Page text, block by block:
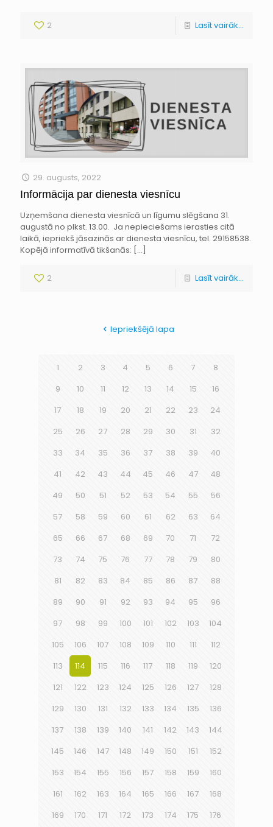
2 Lasīt vairāk...
29. augusts, 2022
Informācija par dienesta viesnīcu
Uzņemšana dienesta viesnīcā un līgumu slēgšana 31.
augustā no plkst. 13.00. Ja nepieciešams ierasties citā
laikā, iepriekš jāsazinās ar dienesta viesnīcu, tel. 29158538.
Kopējā informatīvā tikšanās: […]
2 Lasīt vairāk...
Iepriekšējā lapa
1 2 3 4 5 6 7
8
9
10 11 12 13 14 15
16
17
18 19 20 21 22 23
24
25
26 27 28 29 30 31
32
33
34 35 36 37 38 39
40
41
42 43 44 45 46 47
48
49
50 51 52 53 54 55
56
57
58 59 60 61 62 63
64
65
66 67 68 69 70 71
72
73
74 75 76 77 78 79
80
81
82 83 84 85 86 87
88
89
90 91 92 93 94 95
96
97
98 99 100 101 102 103
104
105
106 107 108 109 110 111
112
113
114 115 116 117 118 119
120
121
122 123 124 125 126 127
128
129
130 131 132 133 134 135
136
137
138 139 140 141 142 143
144
145
146 147 148 149 150 151
152
153
154 155 156 157 158 159
160
161
162 163 164 165 166 167
168
169
170 171 172 173 174 175
176